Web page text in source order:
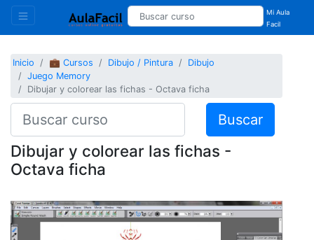
Mi Aula
Facil
Inicio 💼 Cursos Dibujo / Pintura
Dibujo
Juego Memory
Dibujar y colorear las fichas - Octava ficha
Buscar
Dibujar y colorear las fichas -
Octava ficha